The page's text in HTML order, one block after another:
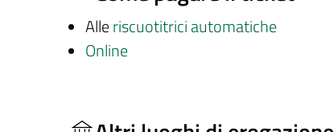
Alleriscuotitrici automatiche
Online